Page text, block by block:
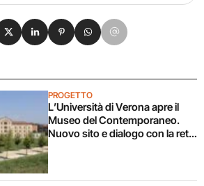
PROGETTO
L’Università di Verona apre il
Museo del Contemporaneo.
Nuovo sito e dialogo con la rete
su Facebook
su X
Condividi su LinkedIn
Condividi su Pinterest
Condividi su WhatsApp
Condividi su Email